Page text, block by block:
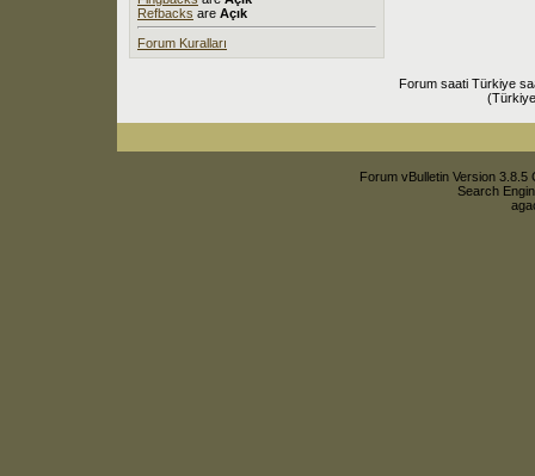
Refbacks are Açık
Forum Kuralları
Forum saati Türkiye
Forum vBulletin Version
Search